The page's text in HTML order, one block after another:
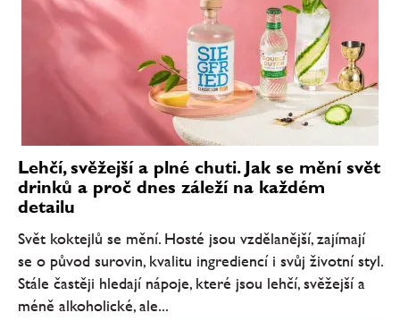
Lehčí, svěžejší a plné chuti. Jak se mění svět
drinků a proč dnes záleží na každém
detailu
Svět koktejlů se mění. Hosté jsou vzdělanější, zajímají
se o původ surovin, kvalitu ingrediencí i svůj životní styl.
Stále častěji hledají nápoje, které jsou lehčí, svěžejší a
méně alkoholické, ale...